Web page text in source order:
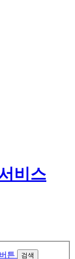
검색